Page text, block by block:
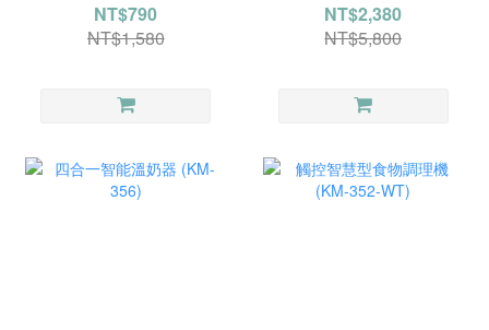
NT$790
NT$1,580
NT$2,380
NT$5,800